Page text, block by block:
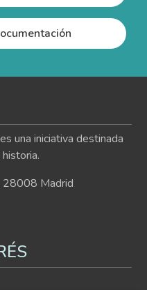
una iniciativa destinada
28008 Madrid